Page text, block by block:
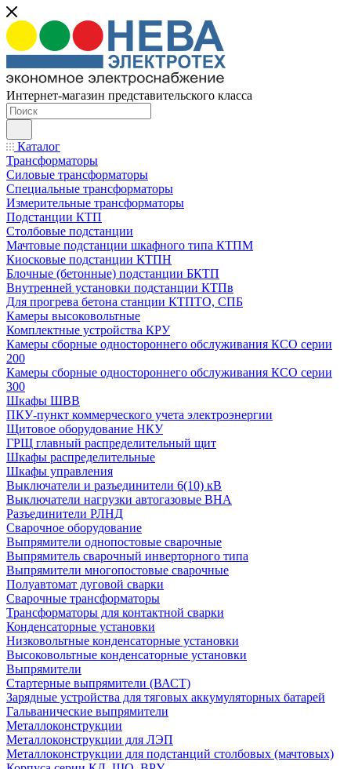
Интернет-магазин представительского класса
Каталог
Трансформаторы
Силовые трансформаторы
Специальные трансформаторы
Измерительные трансформаторы
Подстанции КТП
Столбовые подстанции
Мачтовые подстанции шкафного типа КТПМ
Киосковые подстанции КТПН
Блочные (бетонные) подстанции БКТП
Внутренней установки подстанции КТПв
Для прогрева бетона станции КТПТО, СПБ
Камеры высоковольтные
Комплектные устройства КРУ
Камеры сборные одностороннего обслуживания КСО серии
200
Камеры сборные одностороннего обслуживания КСО серии
300
Шкафы ШВВ
ПКУ-пункт коммерческого учета электроэнергии
Щитовое оборудование НКУ
ГРЩ главный распределительный щит
Шкафы распределительные
Шкафы управления
Выключатели и разъединители 6(10) кВ
Выключатели нагрузки автогазовые ВНА
Разъединители РЛНД
Сварочное оборудование
Выпрямители однопостовые сварочные
Выпрямитель сварочный инверторного типа
Выпрямители многопостовые сварочные
Полуавтомат дуговой сварки
Сварочные трансформаторы
Трансформаторы для контактной сварки
Конденсаторные установки
Низковольтные конденсаторные установки
Высоковольтные конденсаторные установки
Выпрямители
Стартерные выпрямители (ВАСТ)
Зарядные устройства для тяговых аккумуляторных батарей
Гальванические выпрямители
Металлоконструкции
Металлоконструкции для ЛЭП
Металлоконструкции для подстанций столбовых (мачтовых)